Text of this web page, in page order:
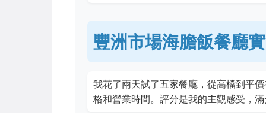
豐洲市場海膽飯餐廳
我花了兩天試了五家餐廳，從高檔到平
格和營業時間。評分是我的主觀感受，